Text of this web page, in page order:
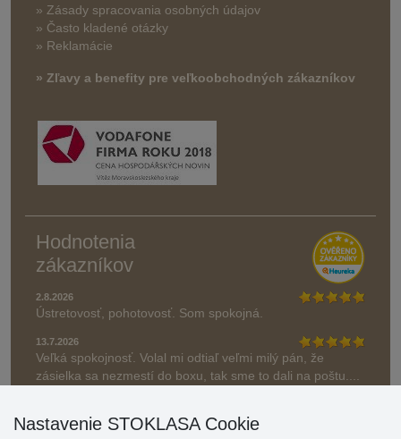
» Zásady spracovania osobných údajov
» Často kladené otázky
» Reklamácie
» Zľavy a benefity pre veľkoobchodných zákazníkov
Hodnotenia
zákazníkov
2.8.2026
Ústretovosť, pohotovosť. Som spokojná.
13.7.2026
Veľká spokojnosť. Volal mi odtiaľ veľmi milý pán, že
zásielka sa nezmestí do boxu, tak sme to dali na poštu....
» Aktuálne 6948 recenzií
* Recenzie neoverujeme
Nastavenie STOKLASA Cookie